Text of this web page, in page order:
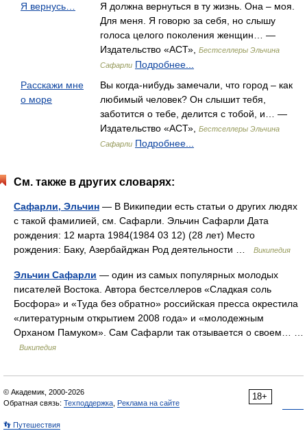
Я вернусь…
Я должна вернуться в ту жизнь. Она – моя.
Для меня. Я говорю за себя, но слышу
голоса целого поколения женщин… —
Издательство «АСТ»,
Бестселлеры Эльчина
Сафарли Подробнее...
Расскажи мне
о море
Вы когда-нибудь замечали, что город – как
любимый человек? Он слышит тебя,
заботится о тебе, делится с тобой, и… —
Издательство «АСТ»,
Бестселлеры Эльчина
Сафарли Подробнее...
См. также в других словарях:
Сафарли, Эльчин — В Википедии есть статьи о других людях
с такой фамилией, см. Сафарли. Эльчин Сафарли Дата
рождения: 12 марта 1984(1984 03 12) (28 лет) Место
рождения: Баку, Азербайджан Род деятельности …
Википедия
Эльчин Сафарли — один из самых популярных молодых
писателей Востока. Автора бестселлеров «Сладкая соль
Босфора» и «Туда без обратно» российская пресса окрестила
«литературным открытием 2008 года» и «молодежным
Орханом Памуком». Сам Сафарли так отзывается о своем… …
Википедия
18+
© Академик, 2000-2026
Обратная связь: Техподдержка Реклама на сайте
👣 Путешествия